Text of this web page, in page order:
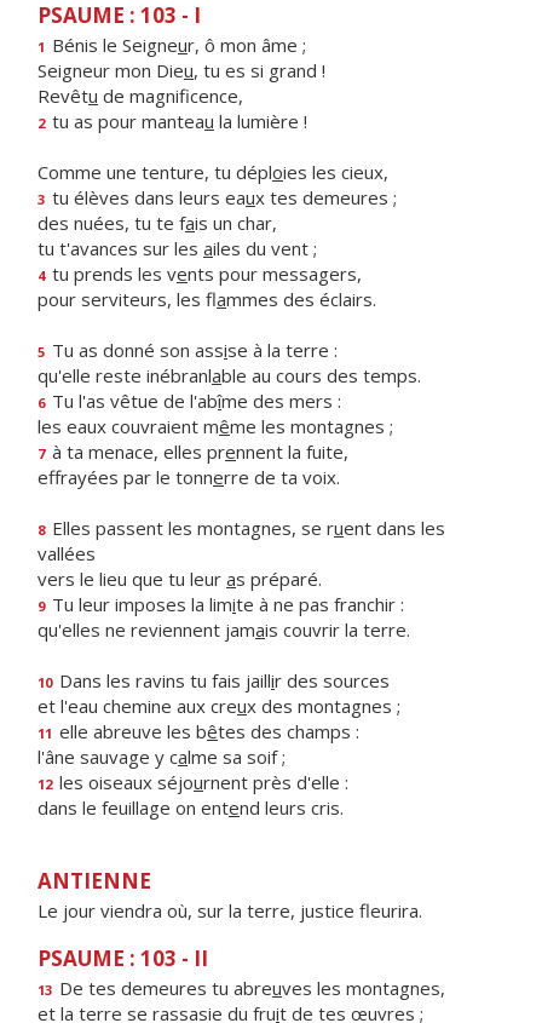
PSAUME : 103 - I
1 Bénis le Seigneur, ô mon âme ;
Seigneur mon Dieu, tu es si grand !
Revêtu de magnificence,
2 tu as pour manteau la lumière !
Comme une tenture, tu déploies les cieux,
3 tu élèves dans leurs eaux tes demeures ;
des nuées, tu te fais un char,
tu t'avances sur les ailes du vent ;
4 tu prends les vents pour messagers,
pour serviteurs, les flammes des éclairs.
5 Tu as donné son assise à la terre :
qu'elle reste inébranlable au cours des temps.
6 Tu l'as vêtue de l'abîme des mers :
les eaux couvraient même les montagnes ;
7 à ta menace, elles prennent la fuite,
effrayées par le tonnerre de ta voix.
8 Elles passent les montagnes, se ruent dans les
vallées
vers le lieu que tu leur as préparé.
9 Tu leur imposes la limite à ne pas franchir :
qu'elles ne reviennent jamais couvrir la terre.
10 Dans les ravins tu fais jaillir des sources
et l'eau chemine aux creux des montagnes ;
11 elle abreuve les bêtes des champs :
l'âne sauvage y calme sa soif ;
12 les oiseaux séjournent près d'elle :
dans le feuillage on entend leurs cris.
ANTIENNE
Le jour viendra où, sur la terre, justice fleurira.
PSAUME : 103 - II
13 De tes demeures tu abreuves les montagnes,
et la terre se rassasie du fruit de tes œuvres ;